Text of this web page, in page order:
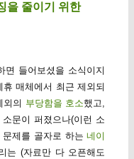
을 줄이기 위한
들어보셨을 소식이지
휴 매체에서 최근 제외되
의 부당함을 호소했고,
문이 퍼졌으나(이런 소
문제를 골자로 하는네이
는 (자료만 다 오픈해도